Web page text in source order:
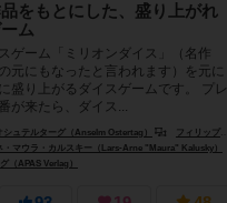
をもとにした、盛り上がれ
ム
ゲーム「ミリオンダイス」（名作
元にもなったと言われます）を元に
盛り上がるダイスゲームです。 プレ
が来たら、ダイス...
シュテルターグ（Anselm Ostertag）
フィリップ・ウェッツェル（Philipp Wetzel）
・マウラ・カルスキー（Lars-Arne "Maura" Kalusky）
（APAS Verlag）